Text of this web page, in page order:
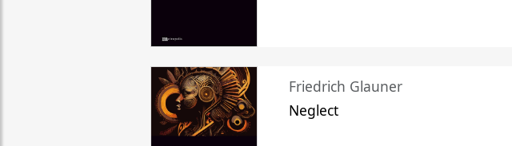
Friedrich Glauner
Neglect